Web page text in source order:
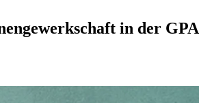
in der GPA